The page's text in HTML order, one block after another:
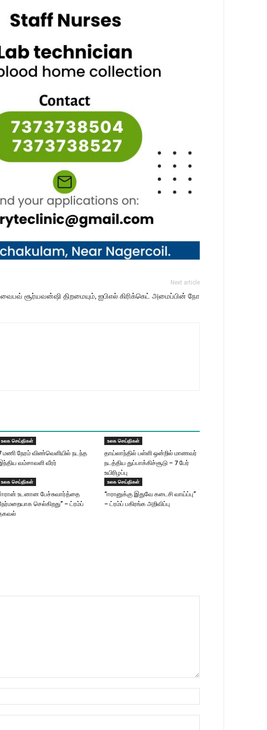
Next article
வைபவ் சூர்யவன்ஷி திறமையும், ஐபிஎல் கிரிக்கெட் அமைப்பின் நோ
உலக செய்திகள்
மணி நேரம் விண்​வெளியில் நடந்த
வம்​சாவளி வீரர்
உலக செய்திகள்
தாய்லாந்தில் பள்ளி ஒன்றில் மாணவர்
நடத்திய துப்பாக்கிச்சூடு – 7 பேர்
உயிரிழப்பு
உலக செய்திகள்
உடனான பேச்சுவார்த்தை
செல்கிறது” – ட்ரம்ப்
உலக செய்திகள்
“ஈரானுக்கு இதுவே கடைசி வாய்ப்பு”
– ட்ரம்ப் பகிரங்க அறிவிப்பு